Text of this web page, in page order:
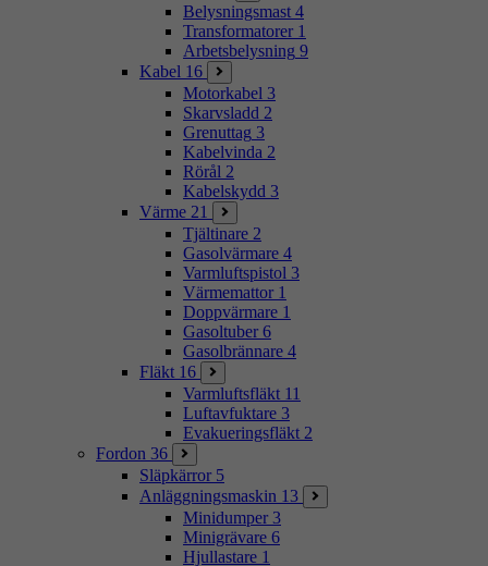
Belysningsmast 4
Transformatorer 1
Arbetsbelysning 9
Kabel 16
Motorkabel 3
Skarvsladd 2
Grenuttag 3
Kabelvinda 2
Rörål 2
Kabelskydd 3
Värme 21
Tjältinare 2
Gasolvärmare 4
Varmluftspistol 3
Värmemattor 1
Doppvärmare 1
Gasoltuber 6
Gasolbrännare 4
Fläkt 16
Varmluftsfläkt 11
Luftavfuktare 3
Evakueringsfläkt 2
Fordon 36
Släpkärror 5
Anläggningsmaskin 13
Minidumper 3
Minigrävare 6
Hjullastare 1